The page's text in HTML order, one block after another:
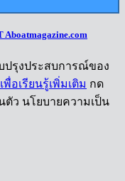
ปรุงประสบการณ์ของ
อเรียนรู้เพิ่มเติม กด
ตัว นโยบายความเป็น